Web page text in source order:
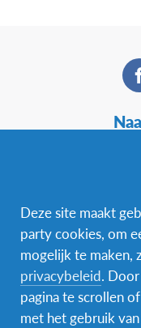
Navigatie
Ons
Deze site maakt
party cookies, om
mogelijk te maken,
privacybeleid.
pagina te scrollen
met het gebruik